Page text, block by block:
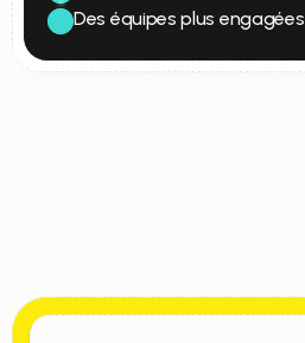
Des équipes plus engagées